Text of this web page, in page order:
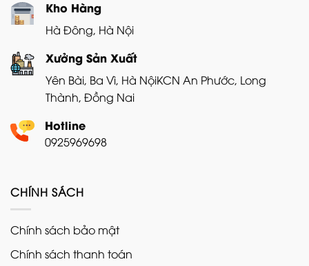
Kho Hàng
Hà Đông, Hà Nội
Xưởng Sản Xuất
Yên Bài, Ba Vì, Hà NộiKCN An Phước, Long
Thành, Đồng Nai
Hotline
0925969698
CHÍNH SÁCH
Chính sách bảo mật
Chính sách thanh toán